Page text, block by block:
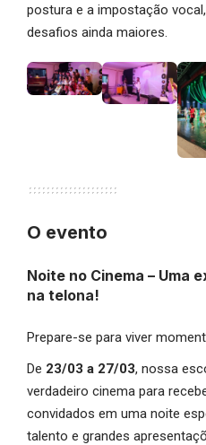
postura e a impostação
desafios ainda maiores.
O evento
Noite no Cinema – Uma
na telona!
Prepare-se para viver
De 23/03 a 27/03, nossa
verdadeiro cinema para
convidados em uma noite
talento e grandes